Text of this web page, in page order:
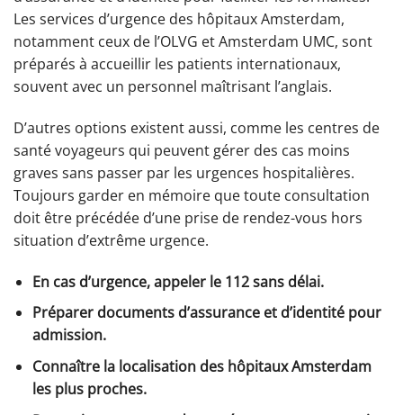
Les services d’urgence des hôpitaux Amsterdam,
notamment ceux de l’OLVG et Amsterdam UMC, sont
préparés à accueillir les patients internationaux,
souvent avec un personnel maîtrisant l’anglais.
D’autres options existent aussi, comme les centres de
santé voyageurs qui peuvent gérer des cas moins
graves sans passer par les urgences hospitalières.
Toujours garder en mémoire que toute consultation
doit être précédée d’une prise de rendez-vous hors
situation d’extrême urgence.
En cas d’urgence, appeler le 112 sans délai.
Préparer documents d’assurance et d’identité pour
admission.
Connaître la localisation des hôpitaux Amsterdam
les plus proches.